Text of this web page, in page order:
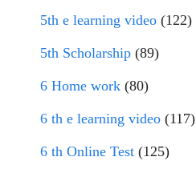
5th e learning video (122)
5th Scholarship (89)
6 Home work (80)
6 th e learning video (117)
6 th Online Test (125)